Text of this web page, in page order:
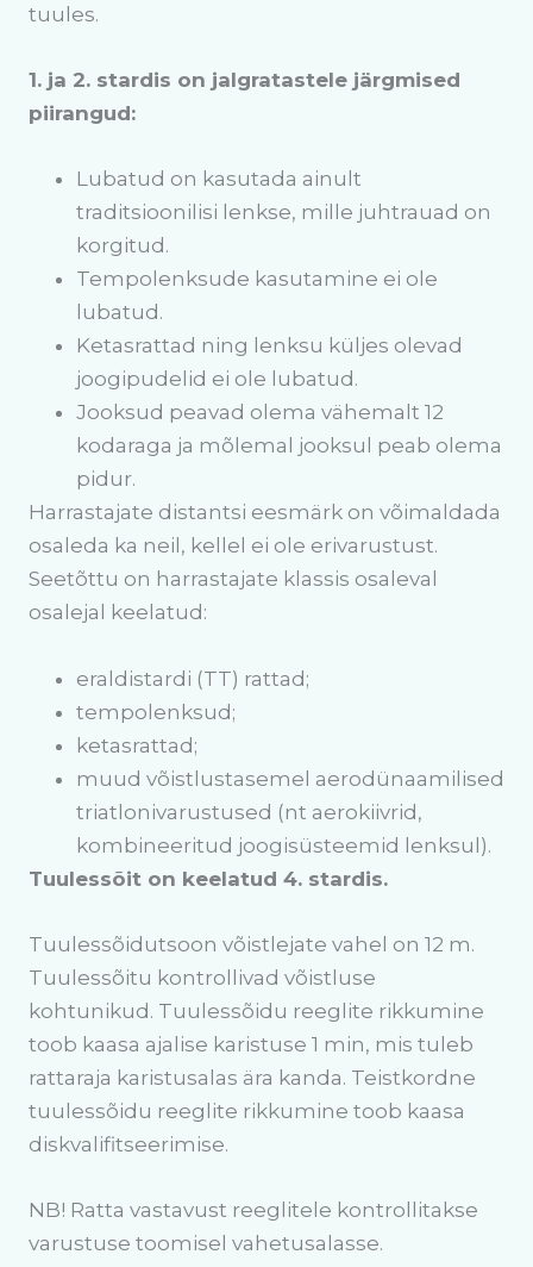
tuules.
1. ja 2. stardis on jalgratastele järgmised
piirangud:
Lubatud on kasutada ainult
traditsioonilisi lenkse, mille juhtrauad on
korgitud.
Tempolenksude kasutamine ei ole
lubatud.
Ketasrattad ning lenksu küljes olevad
joogipudelid ei ole lubatud.
Jooksud peavad olema vähemalt 12
kodaraga ja mõlemal jooksul peab olema
pidur.
Harrastajate distantsi eesmärk on võimaldada
osaleda ka neil, kellel ei ole erivarustust.
Seetõttu on harrastajate klassis osaleval
osalejal keelatud:
eraldistardi (TT) rattad;
tempolenksud;
ketasrattad;
muud võistlustasemel aerodünaamilised
triatlonivarustused (nt aerokiivrid,
kombineeritud joogisüsteemid lenksul).
Tuulessõit on keelatud 4. stardis.
Tuulessõidutsoon võistlejate vahel on 12 m.
Tuulessõitu kontrollivad võistluse
kohtunikud. Tuulessõidu reeglite rikkumine
toob kaasa ajalise karistuse 1 min, mis tuleb
rattaraja karistusalas ära kanda. Teistkordne
tuulessõidu reeglite rikkumine toob kaasa
diskvalifitseerimise.
NB! Ratta vastavust reeglitele kontrollitakse
varustuse toomisel vahetusalasse.